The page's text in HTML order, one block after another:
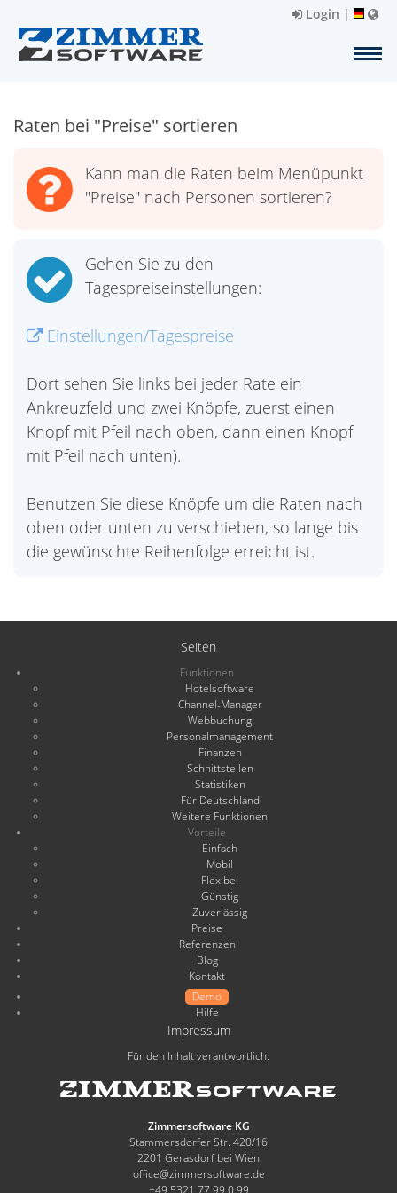
Login |
Raten bei "Preise" sortieren
Kann man die Raten beim Menüpunkt
"Preise" nach Personen sortieren?
Gehen Sie zu den
Tagespreiseinstellungen:
Einstellungen/Tagespreise
Dort sehen Sie links bei jeder Rate ein
Ankreuzfeld und zwei Knöpfe, zuerst einen
Knopf mit Pfeil nach oben, dann einen Knopf
mit Pfeil nach unten).
Benutzen Sie diese Knöpfe um die Raten nach
oben oder unten zu verschieben, so lange bis
die gewünschte Reihenfolge erreicht ist.
Seiten
Funktionen
Hotelsoftware
Channel-Manager
Webbuchung
Personalmanagement
Finanzen
Schnittstellen
Statistiken
Für Deutschland
Weitere Funktionen
Vorteile
Einfach
Mobil
Flexibel
Günstig
Zuverlässig
Preise
Referenzen
Blog
Kontakt
Demo
Hilfe
Impressum
Für den Inhalt verantwortlich:
Zimmersoftware KG
Stammersdorfer Str. 420/16
2201 Gerasdorf bei Wien
office@zimmersoftware.de
+49 5321 77 99 0 99